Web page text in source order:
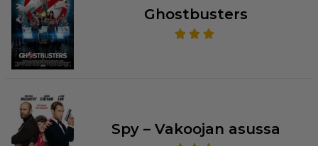
Ghostbusters
Spy – Vakoojan asussa